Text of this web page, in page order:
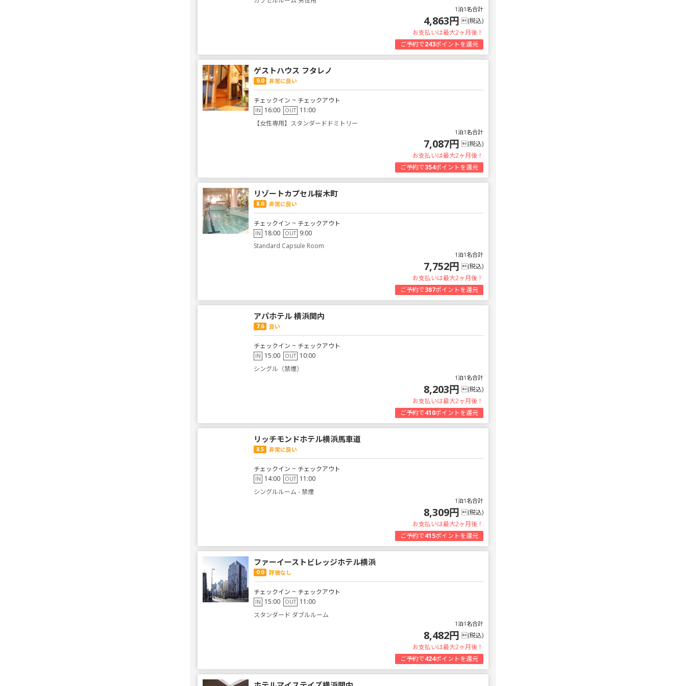
1泊1名合計
4,863円 (税込)
お支払いは最大2ヶ月後！
ご予約で243ポイントを還元
ゲストハウス フタレノ
9.0 非常に良い
チェックイン ~ チェックアウト
IN 16:00 OUT 11:00
【女性専用】スタンダードドミトリー
1泊1名合計
7,087円 (税込)
お支払いは最大2ヶ月後！
ご予約で354ポイントを還元
リゾートカプセル桜木町
8.0 非常に良い
チェックイン ~ チェックアウト
IN 18:00 OUT 9:00
Standard Capsule Room
1泊1名合計
7,752円 (税込)
お支払いは最大2ヶ月後！
ご予約で387ポイントを還元
アパホテル 横浜関内
7.6 良い
チェックイン ~ チェックアウト
IN 15:00 OUT 10:00
シングル（禁煙）
1泊1名合計
8,203円 (税込)
お支払いは最大2ヶ月後！
ご予約で410ポイントを還元
リッチモンドホテル横浜馬車道
8.5 非常に良い
チェックイン ~ チェックアウト
IN 14:00 OUT 11:00
シングルルーム - 禁煙
1泊1名合計
8,309円 (税込)
お支払いは最大2ヶ月後！
ご予約で415ポイントを還元
ファーイーストビレッジホテル横浜
0.0 評価なし
チェックイン ~ チェックアウト
IN 15:00 OUT 11:00
スタンダード ダブルルーム
1泊1名合計
8,482円 (税込)
お支払いは最大2ヶ月後！
ご予約で424ポイントを還元